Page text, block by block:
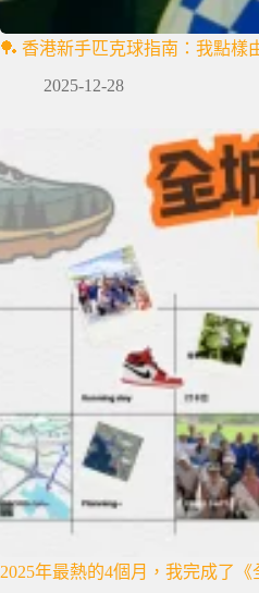
🏓 香港新手匹克球指南：我點樣
2025-12-28
2025年最熱的4個月，我完成了